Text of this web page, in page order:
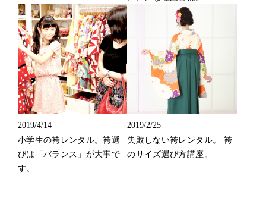
2019/4/14
小学生の袴レンタル。袴選
びは「バランス」が大事で
す。
2019/2/25
失敗しない袴レンタル。 袴
のサイズ選び方講座。